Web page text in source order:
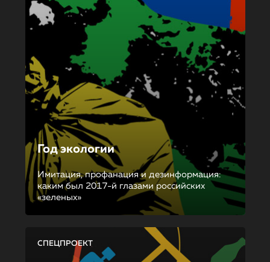
Год экологии
Имитация, профанация и дезинформация:
каким был 2017-й глазами российских
«зеленых»
СПЕЦПРОЕКТ